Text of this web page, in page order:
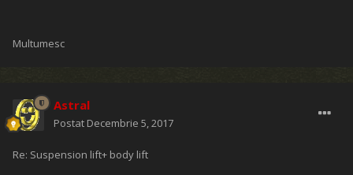
Multumesc
Astral
Postat Decembrie 5, 2017
Re: Suspension lift+ body lift